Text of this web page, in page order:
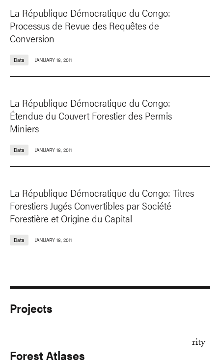
La République Démocratique du Congo:
Processus de Revue des Requêtes de
Conversion
Data JANUARY 18, 2011
La République Démocratique du Congo:
Étendue du Couvert Forestier des Permis
Miniers
Data JANUARY 18, 2011
La République Démocratique du Congo: Titres
Forestiers Jugés Convertibles par Société
Forestière et Origine du Capital
Data JANUARY 18, 2011
Projects
Forest Atlases